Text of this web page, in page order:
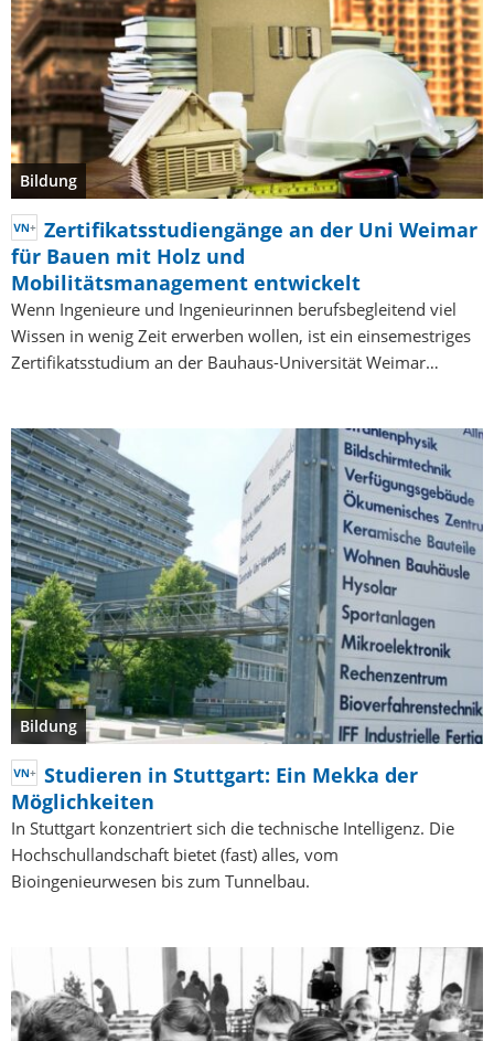
Bildung
Zertifikatsstudiengänge an der Uni Weimar
für Bauen mit Holz und
Mobilitätsmanagement entwickelt
Wenn Ingenieure und Ingenieurinnen berufsbegleitend viel
Wissen in wenig Zeit erwerben wollen, ist ein einsemestriges
Zertifikatsstudium an der Bauhaus-Universität Weimar…
Bildung
Studieren in Stuttgart: Ein Mekka der
Möglichkeiten
In Stuttgart konzentriert sich die technische Intelligenz. Die
Hochschullandschaft bietet (fast) alles, vom
Bioingenieurwesen bis zum Tunnelbau.